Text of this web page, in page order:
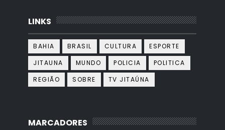
LINKS
BAHIA BRASIL CULTURA
ESPORTE
JITAUNA
MUNDO POLICIA
POLITICA
REGIÃO
SOBRE TV JITAÚNA
MARCADORES